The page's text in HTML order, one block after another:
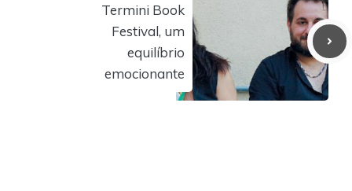
Termini Book
Festival, um
equilíbrio
emocionante